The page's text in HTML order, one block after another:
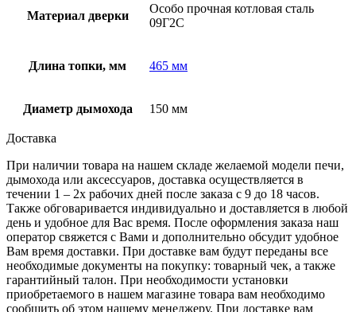
Материал дверки
Особо прочная котловая сталь
09Г2С
Длина топки, мм 465 мм
Диаметр дымохода 150 мм
Доставка
При наличии товара на нашем складе желаемой модели печи,
дымохода или аксессуаров, доставка осуществляется в
течении 1 – 2х рабочих дней после заказа с 9 до 18 часов.
Также обговаривается индивидуально и доставляется в любой
день и удобное для Вас время. После оформления заказа наш
оператор свяжется с Вами и дополнительно обсудит удобное
Вам время доставки. При доставке вам будут переданы все
необходимые документы на покупку: товарный чек, а также
гарантийный талон. При необходимости установки
приобретаемого в нашем магазине товара вам необходимо
сообщить об этом нашему менеджеру. При доставке вам